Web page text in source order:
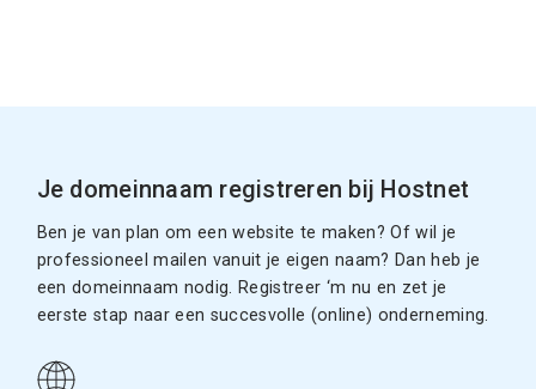
Je domeinnaam registreren bij Hostnet
Ben je van plan om een website te maken? Of wil je
professioneel mailen vanuit je eigen naam? Dan heb je
een domeinnaam nodig. Registreer ‘m nu en zet je
eerste stap naar een succesvolle (online) onderneming.